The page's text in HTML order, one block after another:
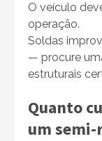
O veículo
operação.
Soldas
— procure
estruturais
Quanto
um semi-